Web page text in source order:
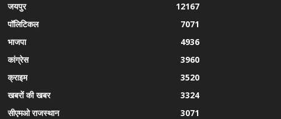
जयपुर
12167
पॉलिटिकल
7071
भाजपा
4936
कांग्रेस
3960
क्राइम
3520
खबरों की खबर
3324
सीएमओ राजस्थान
3071